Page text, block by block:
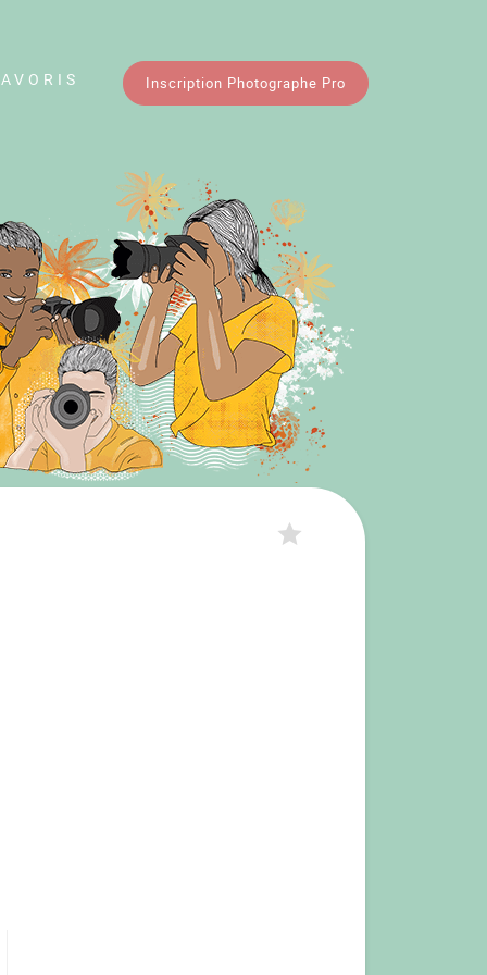
Inscription Photographe Pro